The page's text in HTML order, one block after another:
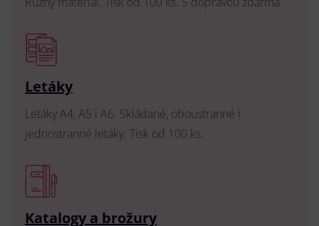
Letáky
Letáky A4, A5 i A6. Skládané, oboustranné i
jednostranné letáky. Tisk od 100 ks.
Katalogy a brožury